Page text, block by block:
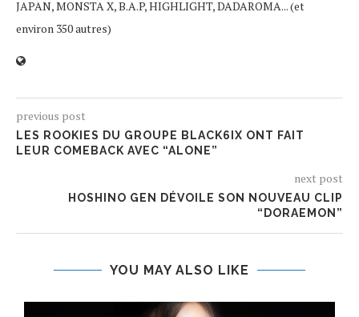
JAPAN, MONSTA X, B.A.P, HIGHLIGHT, DADAROMA... (et
environ 350 autres)
previous post
LES ROOKIES DU GROUPE BLACK6IX ONT FAIT
LEUR COMEBACK AVEC “ALONE”
next post
HOSHINO GEN DÉVOILE SON NOUVEAU CLIP
“DORAEMON”
YOU MAY ALSO LIKE